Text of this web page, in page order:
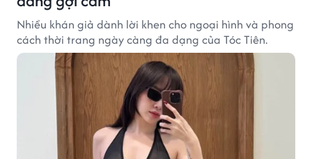
Nhiều khán giả dành lời khen cho ngoại hình và phong
cách thời trang ngày càng đa dạng của Tóc Tiên.